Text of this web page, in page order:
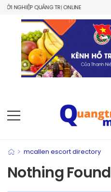
NGHIỆP QUẢNG TRỊ ONLINE
> mcallen escort directory
Nothing Found